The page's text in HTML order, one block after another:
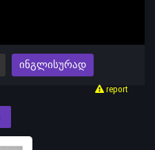
ᲘᲜᲒᲚᲘᲡᲣᲠᲐᲓ
report